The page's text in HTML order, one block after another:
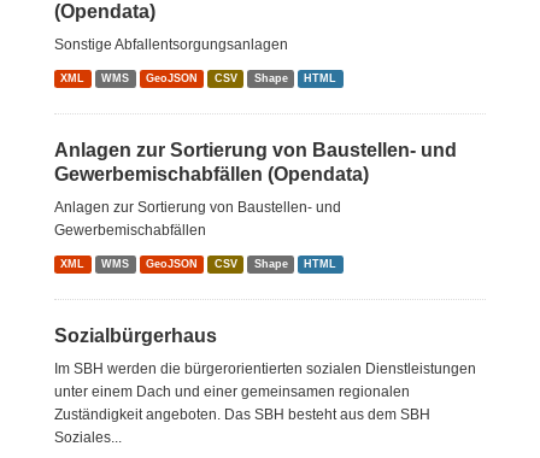
(Opendata)
Sonstige Abfallentsorgungsanlagen
XML WMS GeoJSON CSV Shape HTML
Anlagen zur Sortierung von Baustellen- und
Gewerbemischabfällen (Opendata)
Anlagen zur Sortierung von Baustellen- und
Gewerbemischabfällen
XML WMS GeoJSON CSV Shape HTML
Sozialbürgerhaus
Im SBH werden die bürgerorientierten sozialen Dienstleistungen
unter einem Dach und einer gemeinsamen regionalen
Zuständigkeit angeboten. Das SBH besteht aus dem SBH
Soziales...